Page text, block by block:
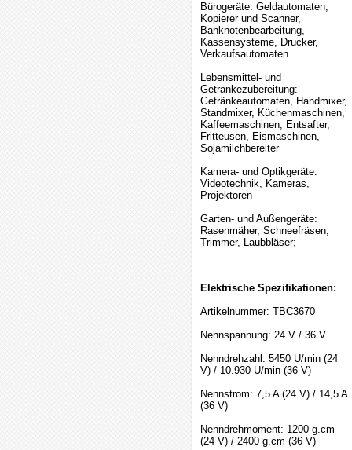
Bürogeräte: Geldautomaten,
Kopierer und Scanner,
Banknotenbearbeitung,
Kassensysteme, Drucker,
Verkaufsautomaten
Lebensmittel- und
Getränkezubereitung:
Getränkeautomaten, Handmixer,
Standmixer, Küchenmaschinen,
Kaffeemaschinen, Entsafter,
Fritteusen, Eismaschinen,
Sojamilchbereiter
Kamera- und Optikgeräte:
Videotechnik, Kameras,
Projektoren
Garten- und Außengeräte:
Rasenmäher, Schneefräsen,
Trimmer, Laubbläser;
Elektrische Spezifikationen:
Artikelnummer: TBC3670
Nennspannung: 24 V / 36 V
Nenndrehzahl: 5450 U/min (24
V) / 10.930 U/min (36 V)
Nennstrom: 7,5 A (24 V) / 14,5 A
(36 V)
Nenndrehmoment: 1200 g.cm
(24 V) / 2400 g.cm (36 V)